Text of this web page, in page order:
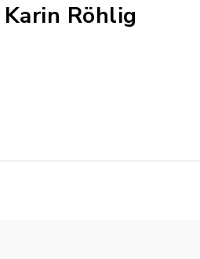
Röhlig